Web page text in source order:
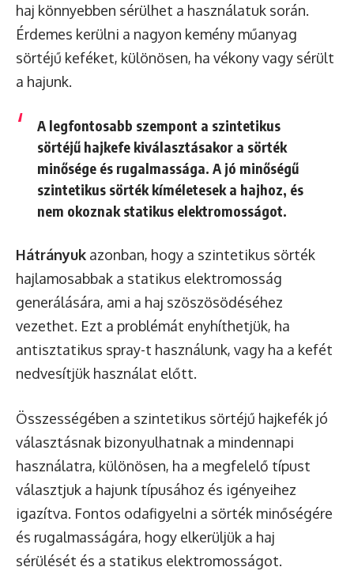
haj könnyebben sérülhet a használatuk során.
Érdemes kerülni a nagyon kemény műanyag
sörtéjű keféket, különösen, ha vékony vagy sérült
a hajunk.
A legfontosabb szempont a szintetikus
sörtéjű hajkefe kiválasztásakor a sörték
minősége és rugalmassága. A jó minőségű
szintetikus sörték kíméletesek a hajhoz, és
nem okoznak statikus elektromosságot.
Hátrányuk azonban, hogy a szintetikus sörték
hajlamosabbak a statikus elektromosság
generálására, ami a haj szöszösödéséhez
vezethet. Ezt a problémát enyhíthetjük, ha
antisztatikus spray-t használunk, vagy ha a kefét
nedvesítjük használat előtt.
Összességében a szintetikus sörtéjű hajkefék jó
választásnak bizonyulhatnak a mindennapi
használatra, különösen, ha a megfelelő típust
választjuk a hajunk típusához és igényeihez
igazítva. Fontos odafigyelni a sörték minőségére
és rugalmasságára, hogy elkerüljük a haj
sérülését és a statikus elektromosságot.